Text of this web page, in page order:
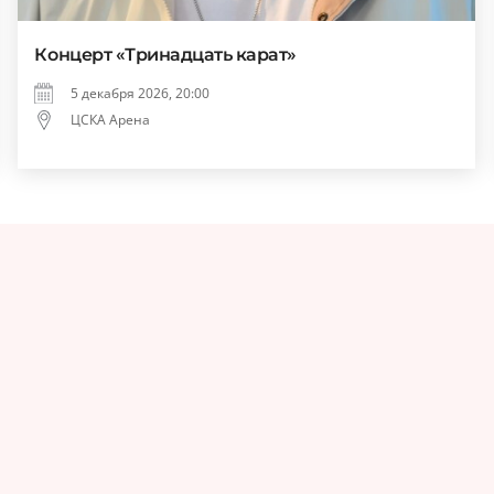
Концерт «Тринадцать карат»
5 декабря 2026, 20:00
ЦСКА Арена